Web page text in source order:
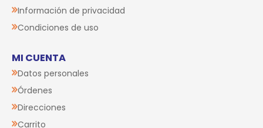
Información de privacidad
Condiciones de uso
MI CUENTA
Datos personales
Órdenes
Direcciones
Carrito